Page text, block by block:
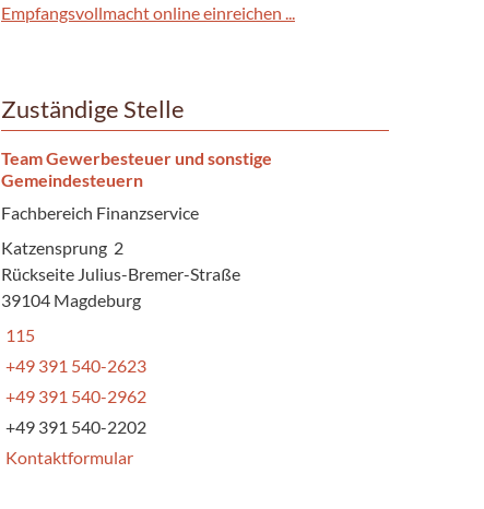
Empfangsvollmacht online einreichen ...
Zuständige Stelle
Team Gewerbesteuer und sonstige
Gemeindesteuern
Fachbereich Finanzservice
Katzensprung 2
Rückseite Julius-Bremer-Straße
39104 Magdeburg
115
+49 391 540-2623
+49 391 540-2962
+49 391 540-2202
Kontaktformular